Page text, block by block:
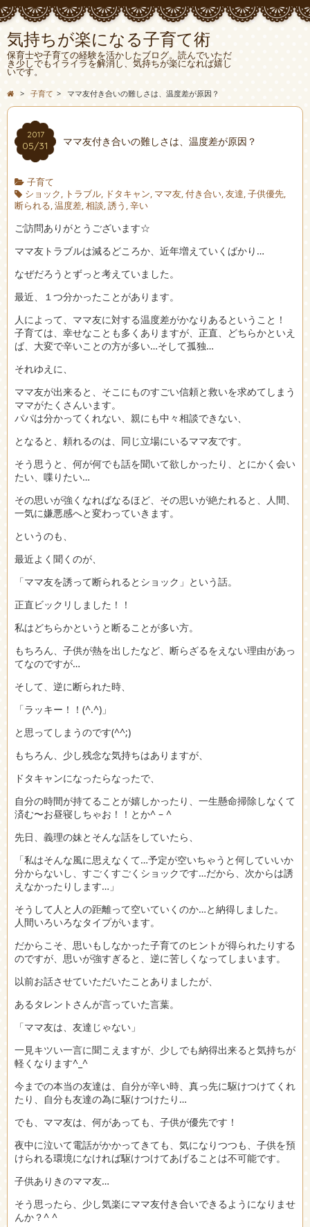
気持ちが楽になる子育て術
保育士や子育ての経験を活かしたブログ。読んでいただ
き少しでもイライラを解消し、気持ちが楽になれば嬉し
いです。
> 子育て > ママ友付き合いの難しさは、温度差が原因？
2017
05/31 ママ友付き合いの難しさは、温度差が原因？
子育て
ショック, トラブル, ドタキャン, ママ友,付き合い,友達,子供優先,
断られる,温度差,相談,誘う ,辛い
ご訪問ありがとうございます☆
ママ友トラブルは減るどころか、近年増えていくばかり…
なぜだろうとずっと考えていました。
最近、１つ分かったことがあります。
人によって、ママ友に対する温度差がかなりあるということ！
子育ては、幸せなことも多くありますが、正直、どちらかといえ
ば、大変で辛いことの方が多い…そして孤独…
それゆえに、
ママ友が出来ると、そこにものすごい信頼と救いを求めてしまう
ママがたくさんいます。
パパは分かってくれない、親にも中々相談できない、
となると、頼れるのは、同じ立場にいるママ友です。
そう思うと、何が何でも話を聞いて欲しかったり、とにかく会い
たい、喋りたい…
その思いが強くなればなるほど、その思いが絶たれると、人間、
一気に嫌悪感へと変わっていきます。
というのも、
最近よく聞くのが、
「ママ友を誘って断られるとショック」という話。
正直ビックリしました！！
私はどちらかというと断ることが多い方。
もちろん、子供が熱を出したなど、断らざるをえない理由があっ
てなのですが…
そして、逆に断られた時、
「ラッキー！！(^.^)」
と思ってしまうのです(^^;)
もちろん、少し残念な気持ちはありますが、
ドタキャンになったらなったで、
自分の時間が持てることが嬉しかったり、一生懸命掃除しなくて
済む〜お昼寝しちゃお！！とか^ – ^
先日、義理の妹とそんな話をしていたら、
「私はそんな風に思えなくて…予定が空いちゃうと何していいか
分からないし、すごくすごくショックです…だから、次からは誘
えなかったりします…」
そうして人と人の距離って空いていくのか…と納得しました。
人間いろいろなタイプがいます。
だからこそ、思いもしなかった子育てのヒントが得られたりする
のですが、思いが強すぎると、逆に苦しくなってしまいます。
以前お話させていただいたことありましたが、
あるタレントさんが言っていた言葉。
「ママ友は、友達じゃない」
一見キツい一言に聞こえますが、少しでも納得出来ると気持ちが
軽くなります^_^
今までの本当の友達は、自分が辛い時、真っ先に駆けつけてくれ
たり、自分も友達の為に駆けつけたり…
でも、ママ友は、何があっても、子供が優先です！
夜中に泣いて電話がかかってきても、気になりつつも、子供を預
けられる環境になければ駆けつけてあげることは不可能です。
子供ありきのママ友…
そう思ったら、少し気楽にママ友付き合いできるようになりませ
んか？^ ^